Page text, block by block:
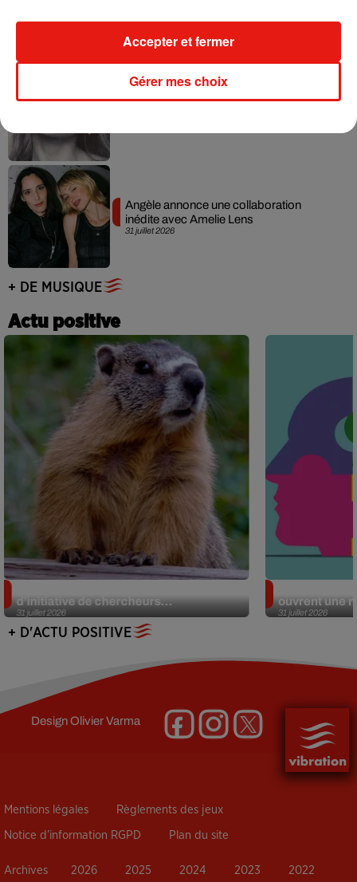
Ariana Grande se libère dans son nouvel
31 juillet 2026
Angèle annonce une collaboration
inédite avec Amelie Lens
+ DE MUSIQUE
Actu positive
31 juillet 2026
d’initiative de chercheurs...
31 juillet 2026
ouvrent une
+ D'ACTU POSITIVE
DesignOlivier Varma
Mentions légales Règlements des jeux
Notice d’information RGPD Plan du site
Archives 2026 2025 2024 2023 2022
Gérer mes choix
Accepter et fermer